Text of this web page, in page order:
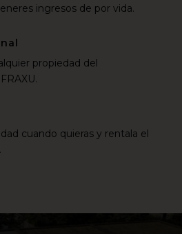
ingresos de por vida.
propiedad del
cuando quieras y rentala el